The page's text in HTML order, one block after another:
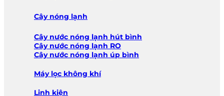
Cây nóng lạnh
Cây nước nóng lạnh hút bình
Cây nước nóng lạnh RO
Cây nước nóng lạnh úp bình
Máy lọc không khí
Linh kiện